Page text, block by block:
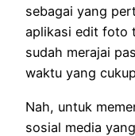
sebagai yang
aplikasi edit foto
sudah merajai
waktu yang
Nah, untuk
sosial media